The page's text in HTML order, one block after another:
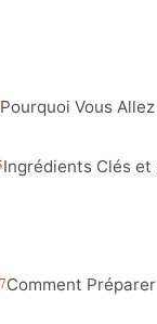
Pourquoi Vous
Ingrédients Clés
Comment